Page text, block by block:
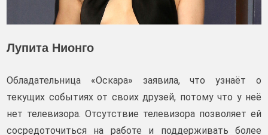
Лупита Нионго
Обладательница «Оскара» заявила, что узнаёт о
текущих событиях от своих друзей, потому что у неё
нет телевизора. Отсутствие телевизора позволяет ей
сосредоточиться на работе и поддерживать более